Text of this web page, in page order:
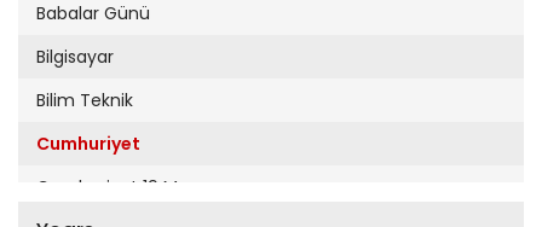
Babalar Günü
Bilgisayar
Bilim Teknik
Cumhuriyet
Cumhuriyet 19 Mayıs